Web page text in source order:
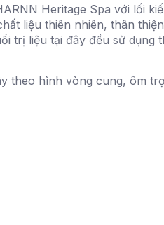
Heritage Spa với lối
liệu thiên nhiên, thân
trị liệu tại đây đều sử dụng